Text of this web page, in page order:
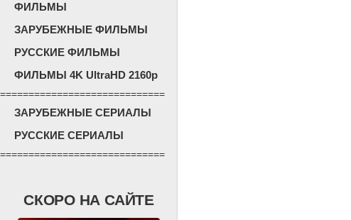
ФИЛЬМЫ
ЗАРУБЕЖНЫЕ ФИЛЬМЫ
РУССКИЕ ФИЛЬМЫ
ФИЛЬМЫ 4K UltraHD 2160p
=============================
ЗАРУБЕЖНЫЕ СЕРИАЛЫ
РУССКИЕ СЕРИАЛЫ
=============================
СКОРО НА САЙТЕ